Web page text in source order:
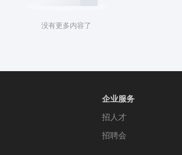
没有更多内容了
企业服务
招人才
招聘会